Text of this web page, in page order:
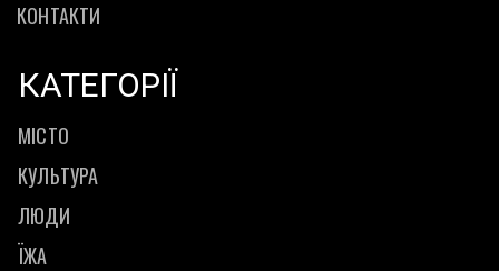
КОНТАКТИ
КАТЕГОРІЇ
МІСТО
КУЛЬТУРА
ЛЮДИ
ЇЖА